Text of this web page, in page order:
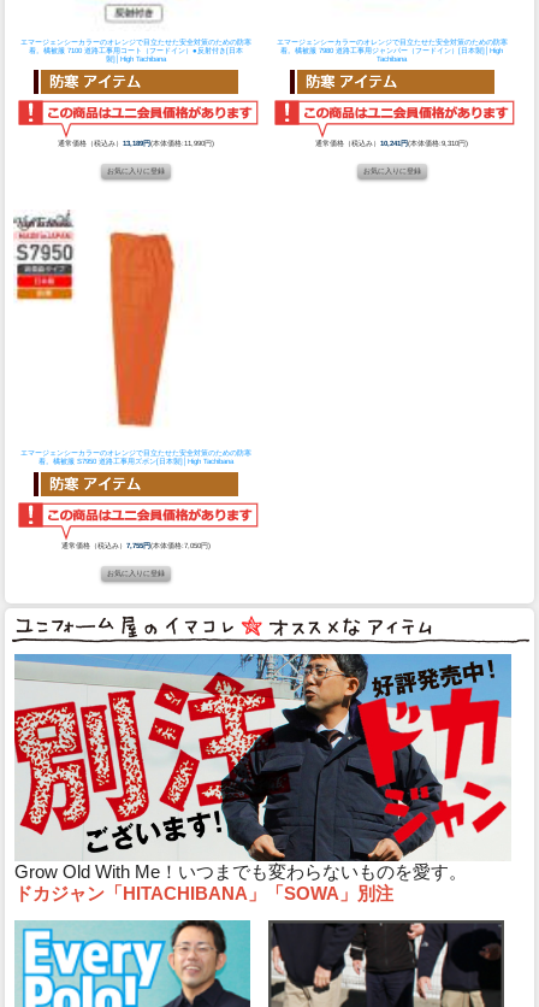
エマージェンシーカラーのオレンジで目立たせた安全対策のための防寒
着。橘被服 7100 道路工事用コート（フードイン）●反射付き[日本
製]│High Tachibana
通常価格（税込み）13,189円(本体価格:11,990円)
エマージェンシーカラーのオレンジで目立たせた安全対策のための防寒
着。橘被服 7980 道路工事用ジャンパー（フードイン）[日本製]│High
Tachibana
通常価格（税込み）10,241円(本体価格:9,310円)
エマージェンシーカラーのオレンジで目立たせた安全対策のための防寒
着。橘被服 S7950 道路工事用ズボン[日本製]│High Tachibana
通常価格（税込み）7,755円(本体価格:7,050円)
Grow Old With Me！いつまでも変わらないものを愛す。
ドカジャン「HITACHIBANA」「SOWA」別注